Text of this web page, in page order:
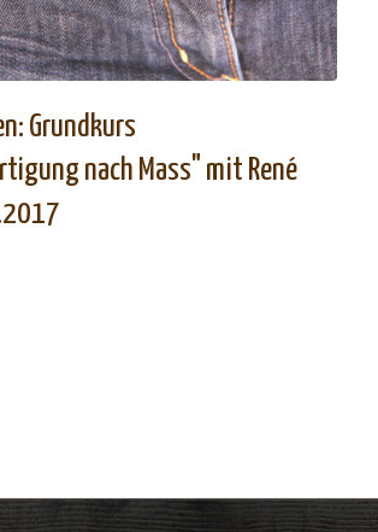
Grundkurs
nach Mass" mit René